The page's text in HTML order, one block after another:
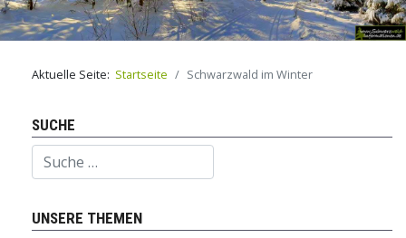
Aktuelle Seite: Startseite Schwarzwald im Winter
SUCHE
Suchen
UNSERE THEMEN